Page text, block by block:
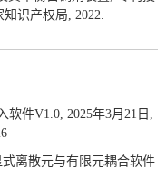
识产权局, 2022.
件V1.0, 2025年3月21日,
离散元与有限元耦合软件